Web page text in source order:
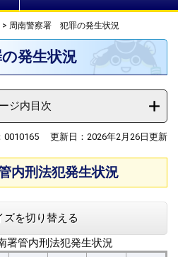
> 周南警察署 犯罪の発生状況
発生状況
ジ内目次
0010165 更新日：2026年2月26日更新
内刑法犯発生状況
ズを切り替える
署管内刑法犯発生状況